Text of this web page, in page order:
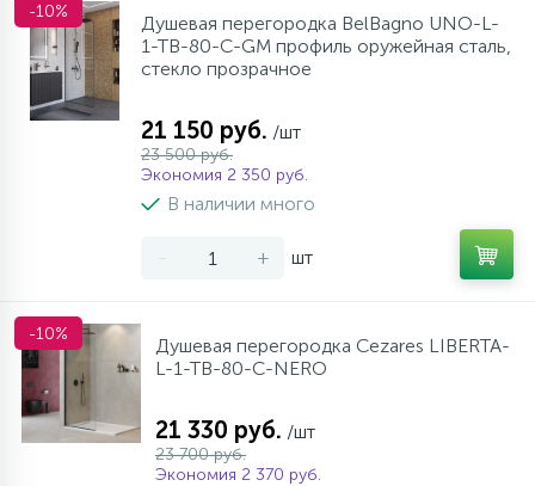
-10%
Душевая перегородка BelBagno UNO-L-
1-TB-80-C-GM профиль оружейная сталь,
стекло прозрачное
21 150 руб. /шт
23 500 руб.
Экономия 2 350 руб.
В наличии много
- + шт
-10%
Душевая перегородка Cezares LIBERTA-
L-1-TB-80-C-NERO
21 330 руб. /шт
23 700 руб.
Экономия 2 370 руб.